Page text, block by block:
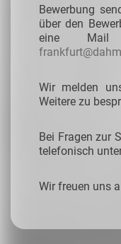
Bewerbung
über den
eine Mail
Wir melden
Weitere zu
Bei Fragen zur
telefonisch
Wir freuen uns